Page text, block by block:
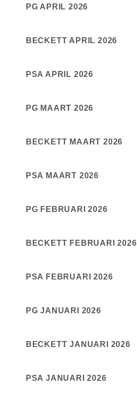
PG APRIL 2026
BECKETT APRIL 2026
PSA APRIL 2026
PG MAART 2026
BECKETT MAART 2026
PSA MAART 2026
PG FEBRUARI 2026
BECKETT FEBRUARI 2026
PSA FEBRUARI 2026
PG JANUARI 2026
BECKETT JANUARI 2026
PSA JANUARI 2026